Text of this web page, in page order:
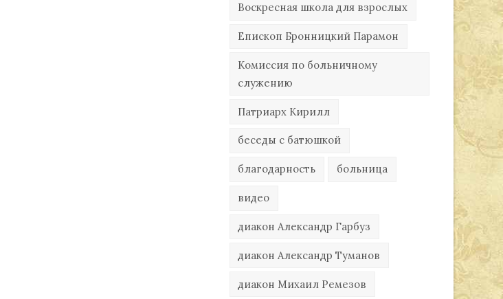
Воскресная школа для взрослых
Епископ Бронницкий Парамон
Комиссия по больничному
служению
Патриарх Кирилл
беседы с батюшкой
благодарность больница
видео
диакон Александр Гарбуз
диакон Александр Туманов
диакон Михаил Ремезов